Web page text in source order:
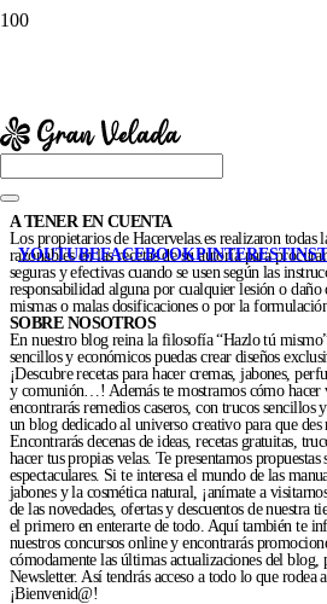
YOUTUBEFACEBOOKPINTEREST
A TENER EN CUENTA
Los propietarios de Hacervelas.es realizaron todas
razonables en las recetas de su autoría para
seguras y efectivas cuando se usen según las
responsabilidad alguna por cualquier lesión o daño
mismas o malas dosificaciones o por la
SOBRE NOSOTROS
En nuestro blog reina la filosofía “Hazlo tú
sencillos y económicos puedas crear diseños
¡Descubre recetas para hacer cremas, jabones,
y comunión…! Además te mostramos cómo hacer
encontrarás remedios caseros, con trucos sencillos
un blog dedicado al universo creativo para que
Encontrarás decenas de ideas, recetas gratuitas,
hacer tus propias velas. Te presentamos propuestas
espectaculares. Si te interesa el mundo de las
jabones y la cosmética natural, ¡anímate a
de las novedades, ofertas y descuentos de nuestra
el primero en enterarte de todo. Aquí también te
nuestros concursos online y encontrarás
cómodamente las últimas actualizaciones del blog,
Newsletter. Así tendrás acceso a todo lo que rodea
¡Bienvenid@!